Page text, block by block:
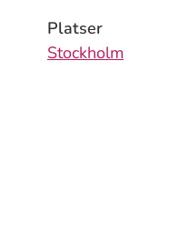
Platser
Stockholm